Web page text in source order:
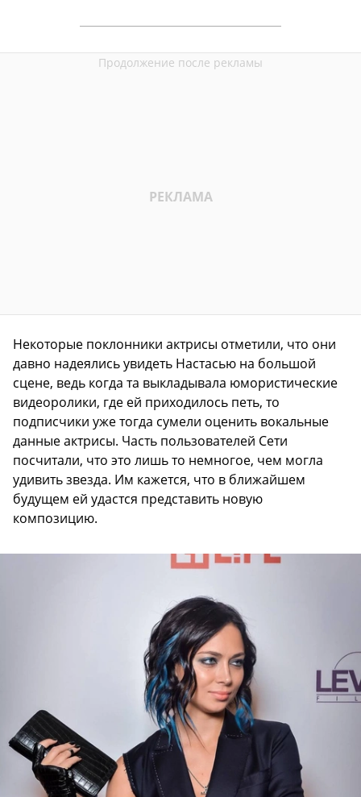
Некоторые поклонники актрисы отметили, что они
давно надеялись увидеть Настасью на большой
сцене, ведь когда та выкладывала юмористические
видеоролики, где ей приходилось петь, то
подписчики уже тогда сумели оценить вокальные
данные актрисы. Часть пользователей Сети
посчитали, что это лишь то немногое, чем могла
удивить звезда. Им кажется, что в ближайшем
будущем ей удастся представить новую
композицию.